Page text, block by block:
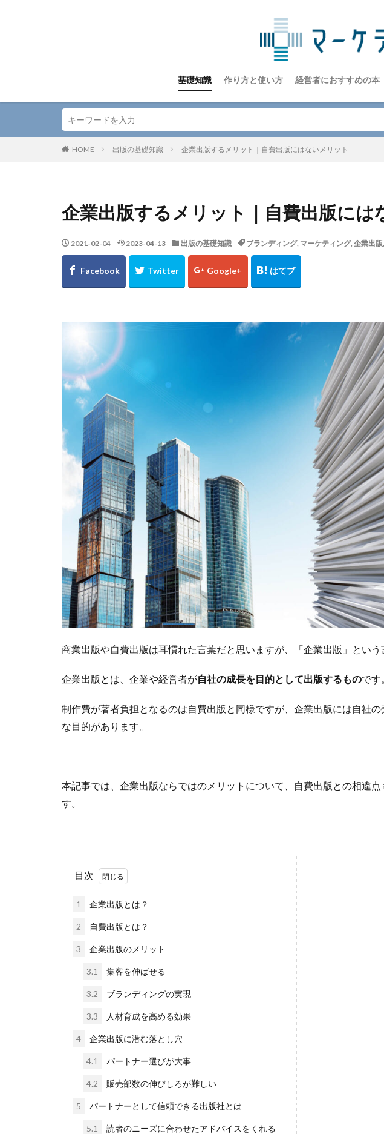
基礎知識 作り方と使い方 経営者におすすめの本
HOME 出版の基礎知識 企業出版するメリット｜自費出版にはないメリット
企業出版するメリット｜自費出版には
2021-02-04 2023-04-13 出版の基礎知識 ブランディング, マーケティング, 企業出版,
商業出版や自費出版は耳慣れた言葉だと思いますが、「企業出版」という
企業出版とは、企業や経営者が自社の成長を目的として出版するものです
制作費が著者負担となるのは自費出版と同様ですが、企業出版には自社
な目的があります。
本記事では、企業出版ならではのメリットについて、自費出版との相違
す。
目次
1 企業出版とは？
2 自費出版とは？
3 企業出版のメリット
3.1 集客を伸ばせる
3.2 ブランディングの実現
3.3 人材育成を高める効果
4 企業出版に潜む落とし穴
4.1 パートナー選びが大事
4.2 販売部数の伸びしろが難しい
5 パートナーとして信頼できる出版社とは
5.1 読者のニーズに合わせたアドバイスをくれる